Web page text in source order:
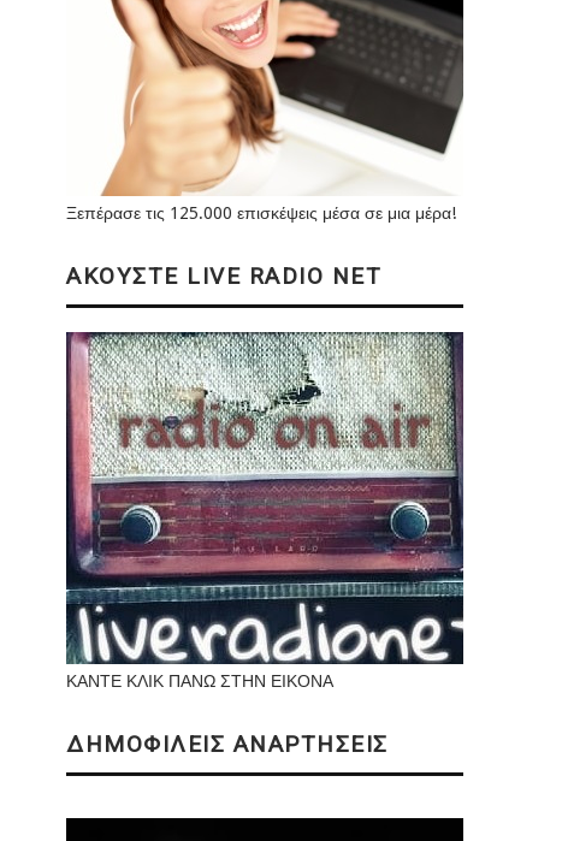
Ξεπέρασε τις 125.000 επισκέψεις μέσα σε μια μέρα!
ΑΚΟΥΣΤΕ LIVE RADIO NET
ΚΑΝΤΕ ΚΛΙΚ ΠΑΝΩ ΣΤΗΝ ΕΙΚΟΝΑ
ΔΗΜΟΦΙΛΕΙΣ ΑΝΑΡΤΗΣΕΙΣ